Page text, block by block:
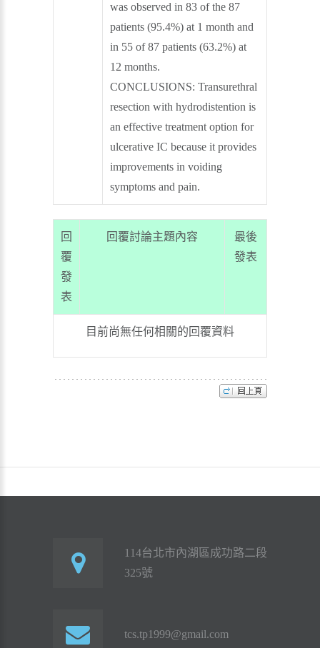
was observed in 83 of the 87
patients (95.4%) at 1 month and
in 55 of 87 patients (63.2%) at
12 months.
CONCLUSIONS: Transurethral
resection with hydrodistention is
an effective treatment option for
ulcerative IC because it provides
improvements in voiding
symptoms and pain.
回
覆
發
表
回覆討論主題內容
最後
發表
目前尚無任何相關的回覆資料
114台北市內湖區成功路二段
325號
tcs.tp1999@gmail.com